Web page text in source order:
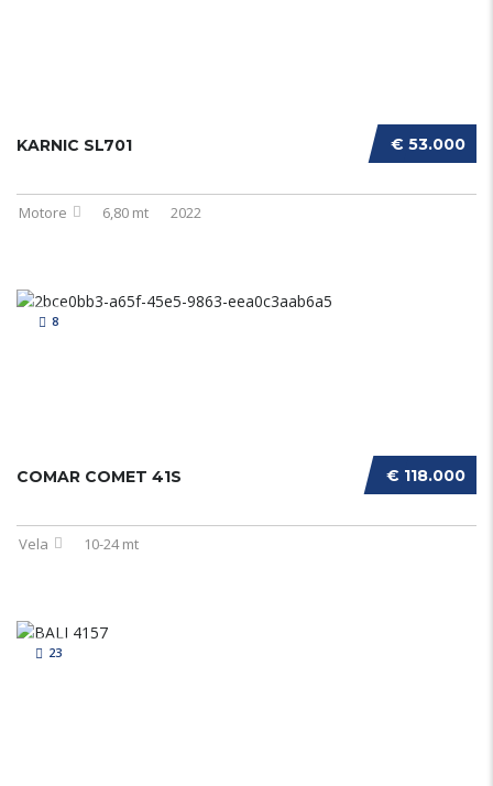
€ 53.000
KARNIC SL701
Motore 6,80 mt 2022
8
€ 118.000
COMAR COMET 41S
Vela 10-24 mt
23